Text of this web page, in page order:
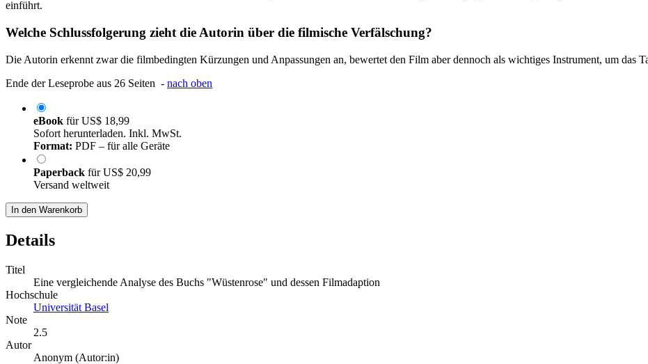
einführt.
Welche Schlussfolgerung zieht die Autorin über die filmische Verfälschung?
Die Autorin erkennt zwar die filmbedingten Kürzungen und Anpassungen an, bewertet den Film aber dennoch als wichtiges Instrument, um das
Ende der Leseprobe aus 26 Seiten - nach oben
eBook fürUS$ 18,99
Sofort herunterladen. Inkl. MwSt.
Format: PDF – für alle Geräte
Paperback fürUS$ 20,99
Versand weltweit
In den Warenkorb
Details
Titel
Eine vergleichende Analyse des Buchs "Wüstenrose" und dessen Filmadaption
Hochschule
Universität Basel
Note
2.5
Autor
Anonym (Autor:in)